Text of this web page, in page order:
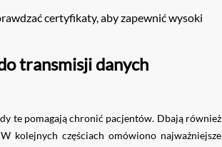
certyfikaty, aby zapewnić wysoki
transmisji danych
te pomagają chronić pacjentów. Dbają również
kolejnych częściach omówiono najważniejsze